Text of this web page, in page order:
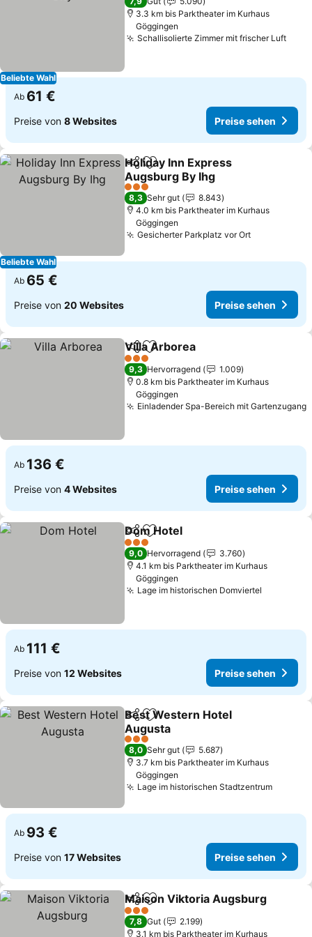
Beliebte Wahl
3.3 km bis Parktheater im Kurhaus
Göggingen
Schallisolierte Zimmer mit frischer Luft
Ab 61 €
Preise von 8 Websites Preise sehen
Beliebte Wahl
TeilenZu Favoriten hinzufügen
Holiday Inn Express
Augsburg By Ihg
Preise sehen
3 Sterne
8,3 Sehr gut
8.843
4.0 km bis Parktheater im Kurhaus
Göggingen
Gesicherter Parkplatz vor OrtPreise
Ab 65 €
Preise von 20 Websites Preise sehen
TeilenZu Favoriten hinzufügen
Villa Arborea
3 Sterne
9,3 Hervorragend
1.009
0.8 km bis Parktheater im Kurhaus
Göggingen
Einladender Spa-Bereich mit Gartenzugang
Ab 136 €
Preise von 4 Websites Preise sehen
TeilenZu Favoriten hinzufügen
Dom Hotel
3 Sterne
9,0 Hervorragend
3.760
4.1 km bis Parktheater im Kurhaus
Göggingen
Lage im historischen Domviertel
Ab 111 €
Preise von 12 Websites Preise sehen
TeilenZu Favoriten hinzufügen
Best Western Hotel
Augusta
Preise sehen
3 Sterne
8,0 Sehr gut
5.687
3.7 km bis Parktheater im Kurhaus
Göggingen
Lage im historischen StadtzentrumPreise
Ab 93 €
Preise von 17 Websites Preise sehen
TeilenZu Favoriten hinzufügen
Maison Viktoria Augsburg
3 Sterne
7,8 Gut
2.199
3.1 km bis Parktheater im Kurhaus